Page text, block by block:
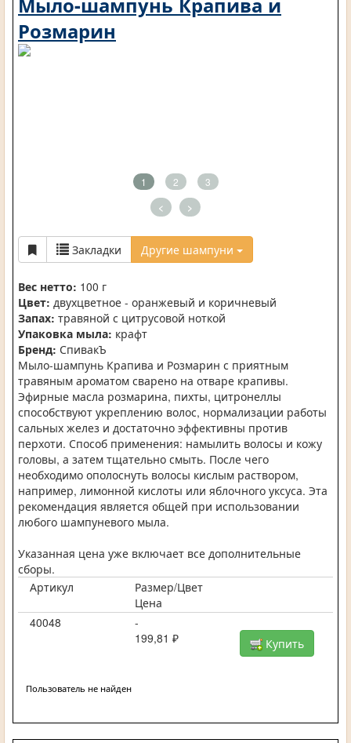
Розмарин
1 2 3
< >
Закладки Другие шампуни
Вес нетто: 100 г
Цвет: двухцветное - оранжевый и коричневый
Запах: травяной с цитрусовой ноткой
Упаковка мыла: крафт
Бренд: СпивакЪ
Мыло-шампунь Крапива и Розмарин с приятным
травяным ароматом сварено на отваре крапивы.
Эфирные масла розмарина, пихты, цитронеллы
способствуют укреплению волос, нормализации работы
сальных желез и достаточно эффективны против
перхоти. Способ применения: намылить волосы и кожу
головы, а затем тщательно смыть. После чего
необходимо ополоснуть волосы кислым раствором,
например, лимонной кислоты или яблочного уксуса. Эта
рекомендация является общей при использовании
любого шампуневого мыла.
Указанная цена уже включает все дополнительные
сборы.
Артикул
Размер/Цвет
Цена
40048
-
199,81 ₽
Купить
Пользователь не найден